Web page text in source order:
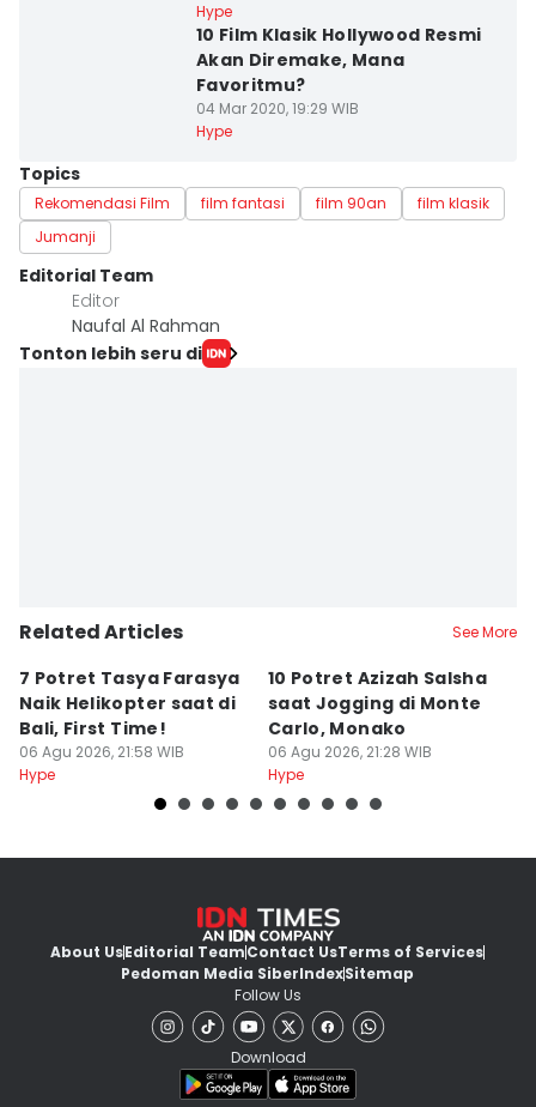
Hype
10 Film Klasik Hollywood Resmi
Akan Diremake, Mana
Favoritmu?
04 Mar 2020, 19:29 WIB
Hype
Topics
Rekomendasi Film film fantasi film 90an
film klasik
Jumanji
Editorial Team
Editor
Naufal Al Rahman
Tonton lebih seru di
Related Articles See More
7 Potret Tasya Farasya
Naik Helikopter saat di
Bali, First Time!
06 Agu 2026, 21:58 WIB
Hype
10 Potret Azizah Salsha
saat Jogging di Monte
Carlo, Monako
06 Agu 2026, 21:28 WIB
Hype
About UsEditorial TeamContact UsTerms of Services
Pedoman Media SiberIndexSitemap
Follow Us
Download